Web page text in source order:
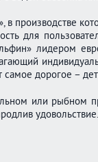
производстве
для
лидером
самое дорогое –
или рыбном